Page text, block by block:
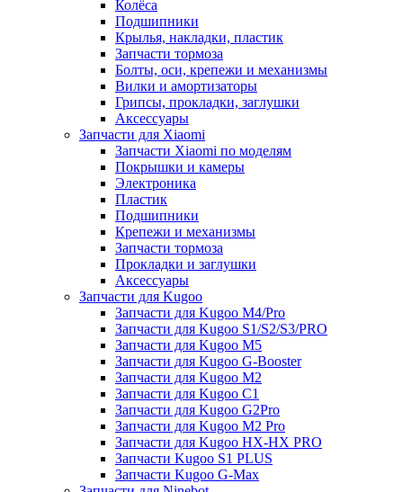
Колёса
Подшипники
Крылья, накладки, пластик
Запчасти тормоза
Болты, оси, крепежи и механизмы
Вилки и амортизаторы
Грипсы, прокладки, заглушки
Аксессуары
Запчасти для Xiaomi
Запчасти Xiaomi по моделям
Покрышки и камеры
Электроника
Пластик
Подшипники
Крепежи и механизмы
Запчасти тормоза
Прокладки и заглушки
Аксессуары
Запчасти для Kugoo
Запчасти для Kugoo M4/Pro
Запчасти для Kugoo S1/S2/S3/PRO
Запчасти для Kugoo M5
Запчасти для Kugoo G-Booster
Запчасти для Kugoo M2
Запчасти для Kugoo C1
Запчасти для Kugoo G2Pro
Запчасти для Kugoo M2 Pro
Запчасти для Kugoo HX-HX PRO
Запчасти Kugoo S1 PLUS
Запчасти Kugoo G-Max